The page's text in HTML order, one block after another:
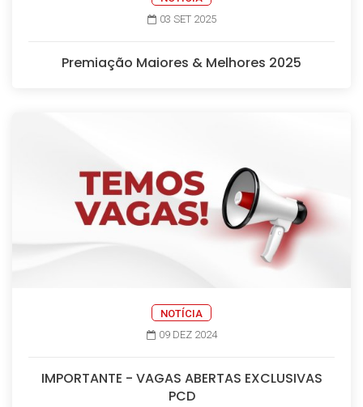
03 SET 2025
Premiação Maiores & Melhores 2025
NOTÍCIA
09 DEZ 2024
IMPORTANTE - VAGAS ABERTAS EXCLUSIVAS
PCD